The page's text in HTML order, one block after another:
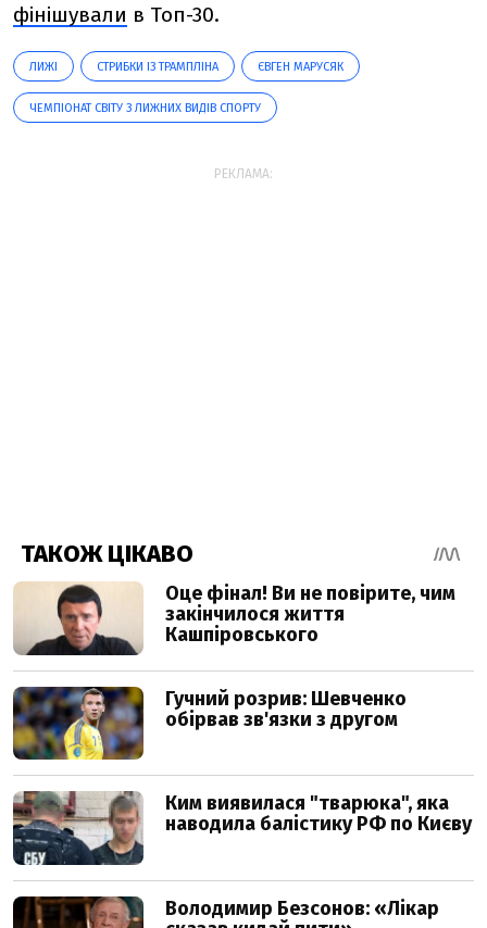
фінішували в Топ-30.
ЛИЖІ СТРИБКИ ІЗ ТРАМПЛІНА ЄВГЕН МАРУСЯК
ЧЕМПІОНАТ СВІТУ З ЛИЖНИХ ВИДІВ СПОРТУ
РЕКЛАМА: